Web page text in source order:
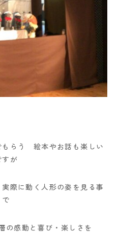
もらう 絵本やお話も楽しい
すが
際に動く人形の姿を見る事
で
の感動と喜び・楽しさを